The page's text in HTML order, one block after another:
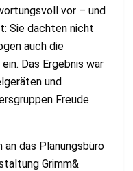
vor – und
Sie dachten nicht
auch die
Das Ergebnis war
und
Freude
das Planungsbüro
Grimm&